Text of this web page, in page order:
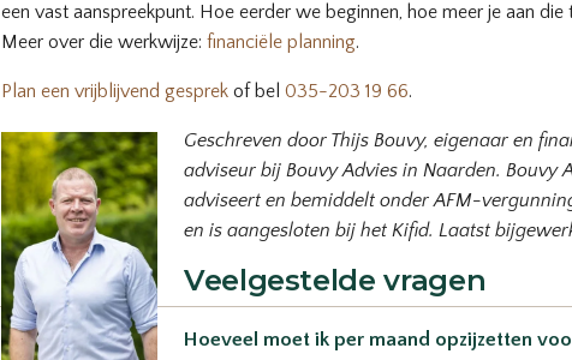
een vast aanspreekpunt. Hoe eerder we beginnen, hoe meer je aan die
Meer over die werkwijze: financiële planning.
Plan een vrijblijvend gesprek of bel 035-203 19 66.
Geschreven door Thijs Bouvy, eigenaar en
adviseur bij Bouvy Advies in Naarden. Bouvy
adviseert en bemiddelt onder AFM-
en is aangesloten bij het Kifid. Laatst
Veelgestelde vragen
Hoeveel moet ik per maand opzijzetten